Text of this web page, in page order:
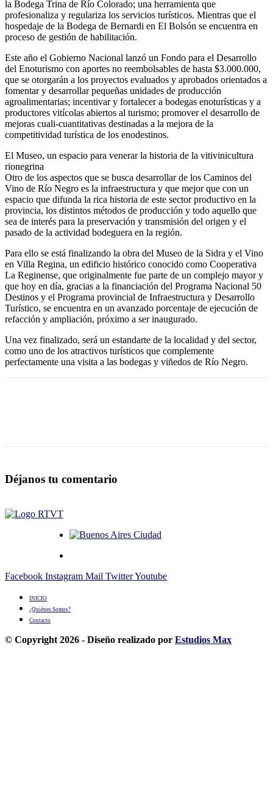
la Bodega Trina de Río Colorado; una herramienta que
profesionaliza y regulariza los servicios turísticos. Mientras que el
hospedaje de la Bodega de Bernardi en El Bolsón se encuentra en
proceso de gestión de habilitación.
Este año el Gobierno Nacional lanzó un Fondo para el Desarrollo
del Enoturismo con aportes no reembolsables de hasta $3.000.000,
que se otorgarán a los proyectos evaluados y aprobados orientados a
fomentar y desarrollar pequeñas unidades de producción
agroalimentarias; incentivar y fortalecer a bodegas enoturísticas y a
productores vitícolas abiertos al turismo; promover el desarrollo de
mejoras cuali-cuantitativas destinadas a la mejora de la
competitividad turística de los enodestinos.
El Museo, un espacio para venerar la historia de la vitivinicultura
rionegrina
Otro de los aspectos que se busca desarrollar de los Caminos del
Vino de Río Negro es la infraestructura y que mejor que con un
espacio que difunda la rica historia de este sector productivo en la
provincia, los distintos métodos de producción y todo aquello que
sea de interés para la preservación y transmisión del origen y el
pasado de la actividad bodeguera en la región.
Para ello se está finalizando la obra del Museo de la Sidra y el Vino
en Villa Regina, un edificio histórico conocido como Cooperativa
La Reginense, que originalmente fue parte de un complejo mayor y
que hoy en día, gracias a la financiación del Programa Nacional 50
Destinos y el Programa provincial de Infraestructura y Desarrollo
Turístico, se encuentra en un avanzado porcentaje de ejecución de
refacción y ampliación, próximo a ser inaugurado.
Una vez finalizado, será un estandarte de la localidad y del sector,
como uno de los atractivos turísticos que complemente
perfectamente una visita a las bodegas y viñedos de Río Negro.
Déjanos tu comentario
Facebook Instagram Mail TwitterYoutube
INICIO
¿Quiénes Somos?
Contacto
© Copyright 2026 - Diseño realizado por Estudios Max